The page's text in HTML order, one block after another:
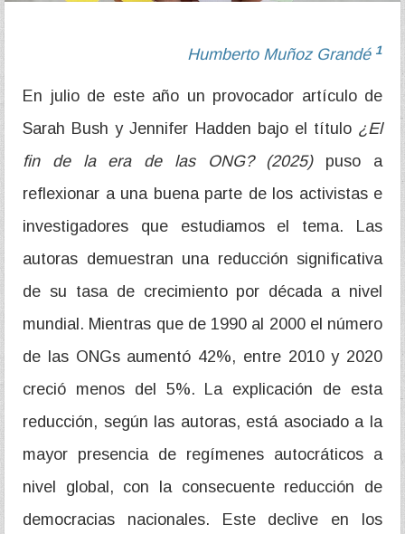
Humberto Muñoz Grandé 1
En julio de este año un provocador artículo de
Sarah Bush y Jennifer Hadden bajo el título ¿El
fin de la era de las ONG? (2025) puso a
reflexionar a una buena parte de los activistas e
investigadores que estudiamos el tema. Las
autoras demuestran una reducción significativa
de su tasa de crecimiento por década a nivel
mundial. Mientras que de 1990 al 2000 el número
de las ONGs aumentó 42%, entre 2010 y 2020
creció menos del 5%. La explicación de esta
reducción, según las autoras, está asociado a la
mayor presencia de regímenes autocráticos a
nivel global, con la consecuente reducción de
democracias nacionales. Este declive en los